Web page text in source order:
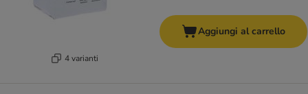
4 varianti
Aggiungi al carrello